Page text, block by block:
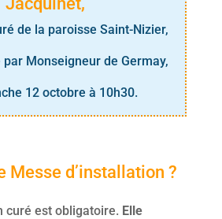
de la paroisse Saint-Nizier,
Monseigneur de Germay,
12 octobre à 10h30.
Messe d’installation ?
curé est obligatoire. Elle